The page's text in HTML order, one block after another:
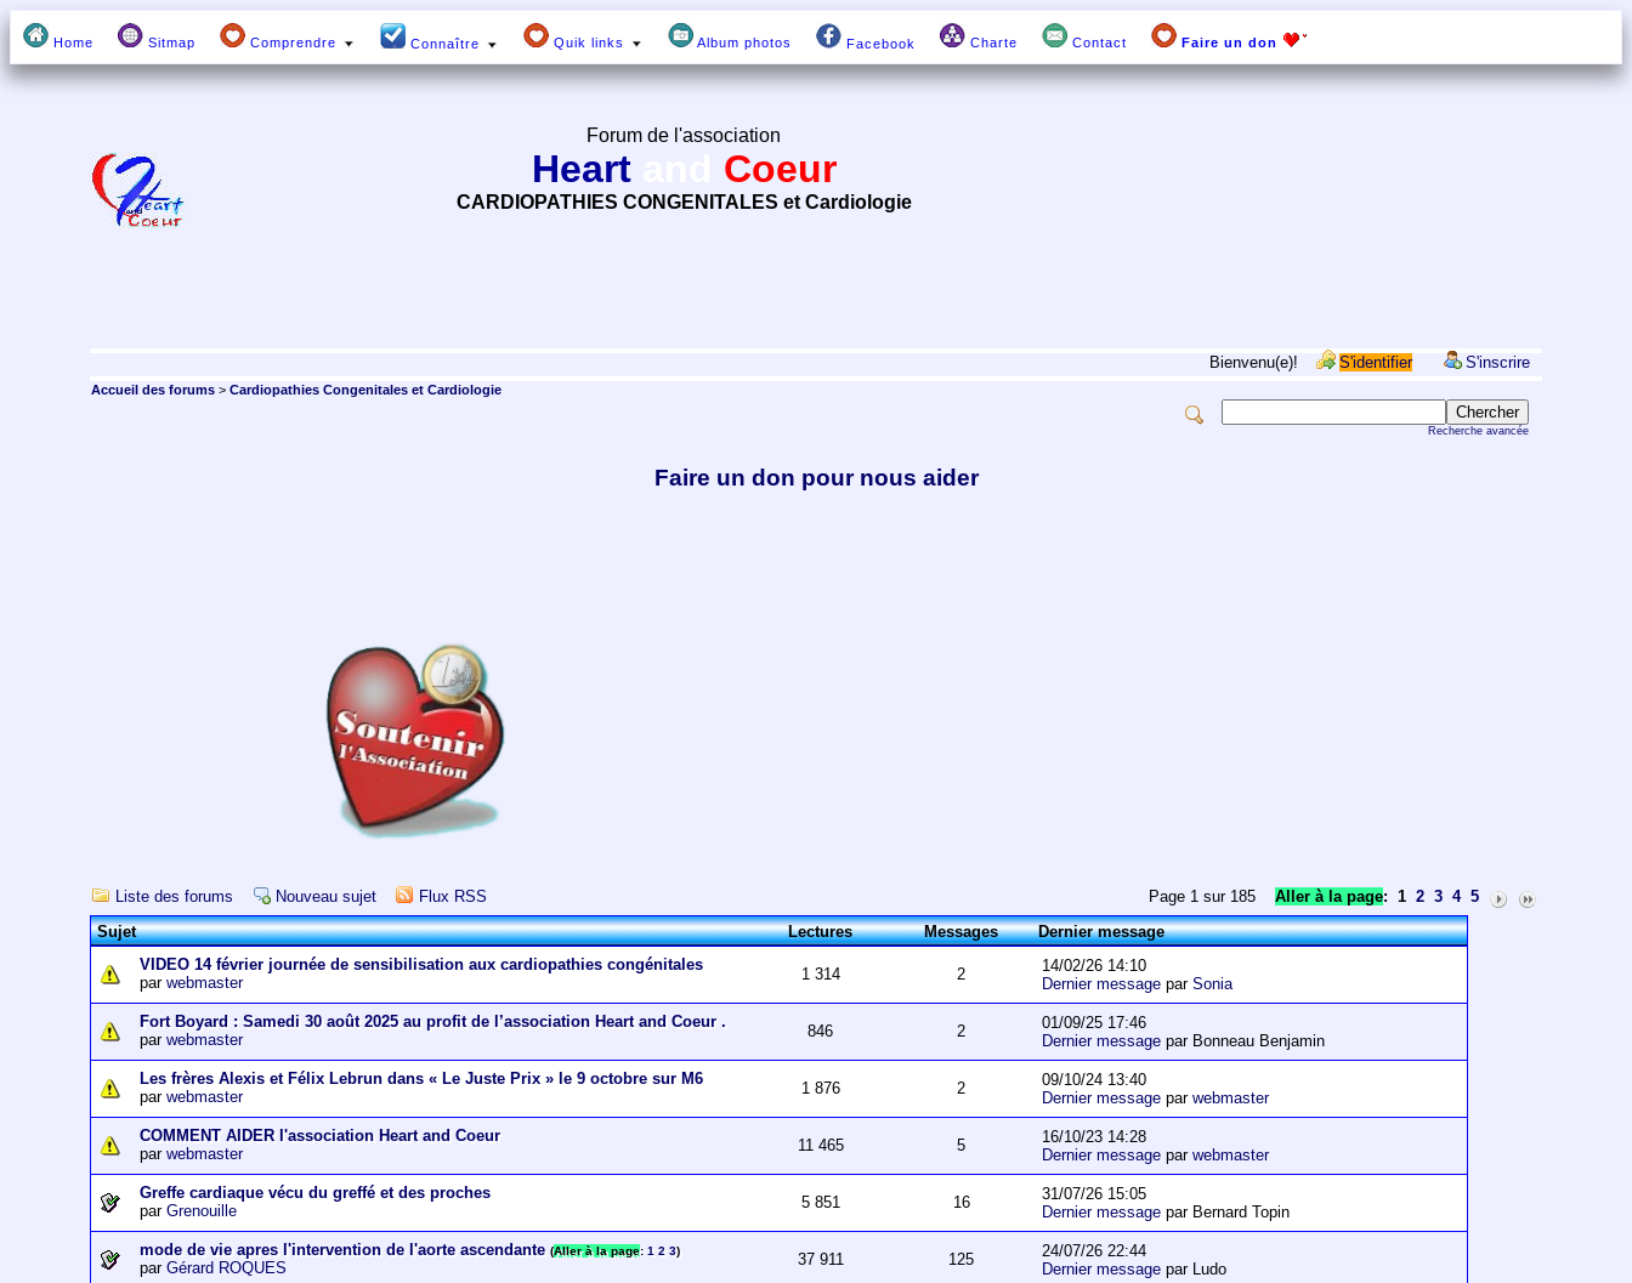
Home Sitmap Comprendre Connaître Quik links Album photos Facebook Charte Contact Faire un don
Forum de l'association
Heart Coeur
CARDIOPATHIES CONGENITALES et Cardiologie
Bienvenu(e)! S'identifier S'inscrire
Accueil des forums >Cardiopathies Congenitales et Cardiologie
Recherche avancée
Faire un don pour nous aider
Page 1 sur 185 Aller à la page: 1 2 3 4 5
Liste des forums Nouveau sujet
Flux RSS
Sujet
Lectures Messages Dernier message
VIDEO 14 février journée de sensibilisation aux cardiopathies congénitales
parwebmaster 1 314 2
14/02/26 14:10
Dernier message parSonia
Fort Boyard : Samedi 30 août 2025 au profit de l’association Heart and Coeur .
parwebmaster 846 2
01/09/25 17:46
Dernier message par Bonneau Benjamin
Les frères Alexis et Félix Lebrun dans « Le Juste Prix » le 9 octobre sur M6
parwebmaster 1 876 2
09/10/24 13:40
Dernier message parwebmaster
COMMENT AIDER l'association Heart and Coeur
parwebmaster 11 465 5
16/10/23 14:28
Dernier message parwebmaster
Greffe cardiaque vécu du greffé et des proches
parGrenouille 5 851 16
31/07/26 15:05
Dernier message par Bernard Topin
mode de vie apres l'intervention de l'aorte ascendante (Aller à la page:1 2 3)
parGérard ROQUES 37 911 125
24/07/26 22:44
Dernier message par Ludo